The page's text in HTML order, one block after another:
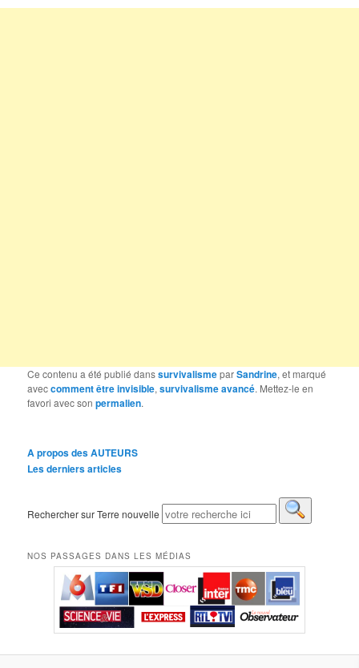
Ce contenu a été publié danssurvivalismeparSandrine, et marqué
aveccomment être invisible,survivalisme avancé. Mettez-le en
favori avec sonpermalien.
A propos des AUTEURS
Les derniers articles
Rechercher sur Terre nouvelle
NOS PASSAGES DANS LES MÉDIAS